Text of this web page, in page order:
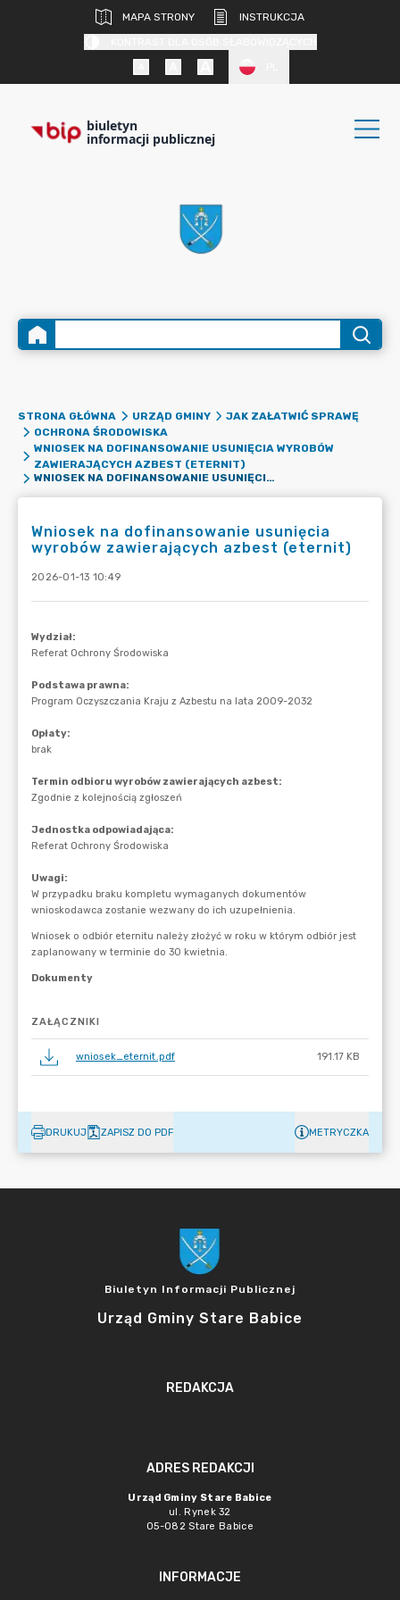
MAPA STRONY
INSTRUKCJA
biuletyn
informacji publicznej
STRONA GŁÓWNA URZĄD GMINY
JAK ZAŁATWIĆ SPRAWĘ
OCHRONA ŚRODOWISKA
WNIOSEK NA DOFINANSOWANIE USUNIĘCIA WYROBÓW
ZAWIERAJĄCYCH AZBEST (ETERNIT)
WNIOSEK NA DOFINANSOWANIE USUNIĘCIA WYROBÓW ZAWIERAJĄCYCH AZBEST (ETERNIT)
Wniosek na dofinansowanie usunięcia
wyrobów zawierających azbest (eternit)
2026-01-13 10:49
ZAŁĄCZNIKI
wniosek_eternit.pdf 191.17 KB
DRUKUJ ZAPISZ DO PDF METRYCZKA
Biuletyn Informacji Publicznej
Urząd Gminy Stare Babice
REDAKCJA
ADRES REDAKCJI
Urząd Gminy Stare Babice
ul. Rynek 32
05-082 Stare Babice
INFORMACJE